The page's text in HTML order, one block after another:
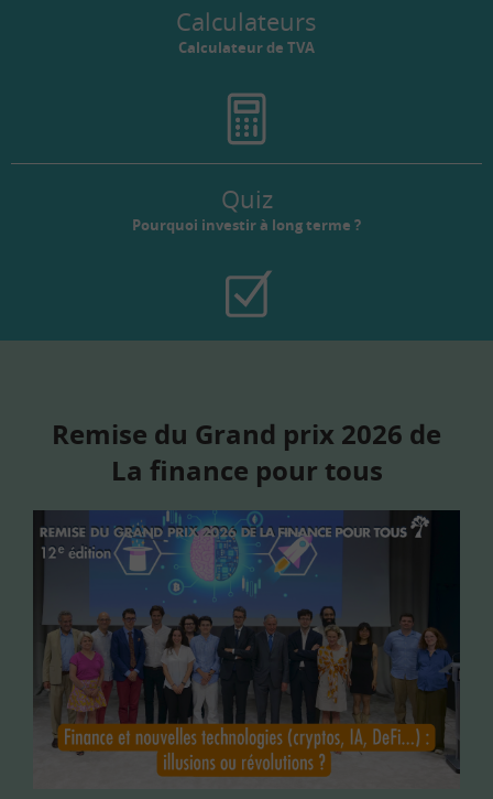
Calculateurs
Calculateur de TVA
Quiz
Pourquoi investir à long terme ?
Remise du Grand prix 2026 de
La finance pour tous